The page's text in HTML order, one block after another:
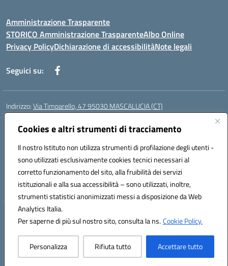
Cookies e altri strumenti di tracciamento
Il nostro Istituto non utilizza strumenti di profilazione degli utenti -
sono utilizzati esclusivamente cookies tecnici necessari al
corretto funzionamento del sito, alla fruibilità dei servizi
istituzionali e alla sua accessibilità – sono utilizzati, inoltre,
strumenti statistici anonimizzati messi a disposizione da Web
Analytics Italia.
Per saperne di più sul nostro sito, consulta la ns.Cookie Policy.
Personalizza Rifiuta tutto Accettare tutto
Amministrazione Trasparente
STORICO Amministrazione TrasparenteAlbo Online
Privacy PolicyDichiarazione di accessibilitàNote legali
Seguici su:
Indirizzo:Via Timparello, 47 95030 MASCALUCIA (CT)
Centralino:
Posta elettronica certificata (PEC):ctic8bc002@pec.istruzione.it
Codice fiscale: 93238350875
Codice meccanografico:ctic8bc002
Codice Indice delle Pubbliche Amministrazioni (IPA): istsc_ctic8bc002
Codice unico di fatturazione (CUF): 2PO2JW
Hosting & Powered by 3D Solution S.r.l.
Concept & Design by Designers Italia